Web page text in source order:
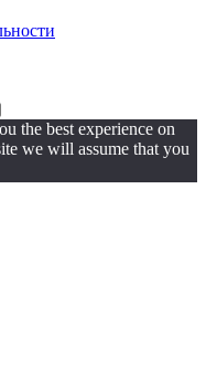
the best experience on
we will assume that you